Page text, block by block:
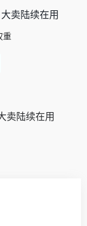
卖陆续在用
卖陆续在用